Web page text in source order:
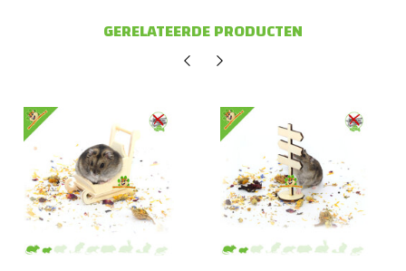
GERELATEERDE PRODUCTEN